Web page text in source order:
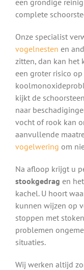
complete
Onze specialist
vogelnesten en
zitten, dan kan het
een groter risico
kijkt de
naar
vocht of rook kan
aanvullende
vogelwering om
Na afloop krijgt u
stookgedrag en
kachel. U hoort
kunnen wijzen op
stoppen met
problemen
situaties.
Wij werken altijd